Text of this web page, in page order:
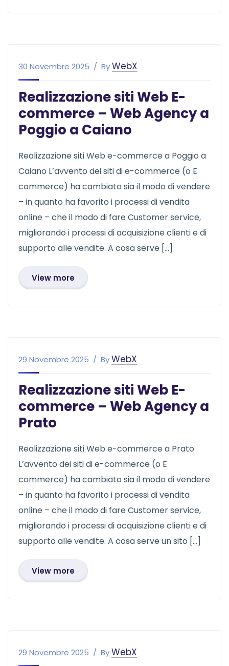
30 Novembre 2025 ByWebX
Realizzazione siti Web E-
commerce – Web Agency a
Poggio a Caiano
Realizzazione siti Web e-commerce a Poggio a
Caiano L’avvento dei siti di e-commerce (o E
commerce) ha cambiato sia il modo di vendere
– in quanto ha favorito i processi di vendita
online – che il modo di fare Customer service,
migliorando i processi di acquisizione clienti e di
supporto alle vendite. A cosa serve […]
View more
29 Novembre 2025 ByWebX
Realizzazione siti Web E-
commerce – Web Agency a
Prato
Realizzazione siti Web e-commerce a Prato
L’avvento dei siti di e-commerce (o E
commerce) ha cambiato sia il modo di vendere
– in quanto ha favorito i processi di vendita
online – che il modo di fare Customer service,
migliorando i processi di acquisizione clienti e di
supporto alle vendite. A cosa serve un sito […]
View more
29 Novembre 2025 ByWebX